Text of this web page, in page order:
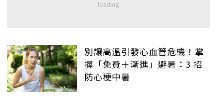
別讓高溫引發心血管危機！掌
握「免費＋漸進」避暑：3 招
防心梗中暑